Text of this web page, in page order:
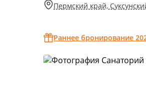
Пермский край,
Раннее бронирование